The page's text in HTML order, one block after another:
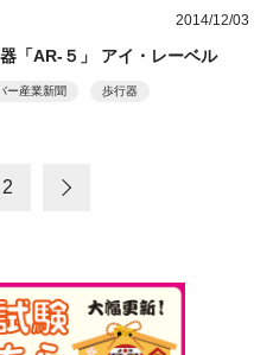
2014/12/03
「AR-５」 アイ・レーベル
ー産業新聞 歩行器
2